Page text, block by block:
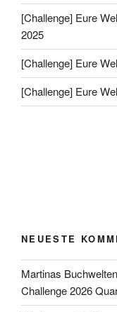
[Challenge] Eure
2025
[Challenge] Eure
[Challenge] Eure
NEUESTE
Martinas Buchwelten
Challenge 2026